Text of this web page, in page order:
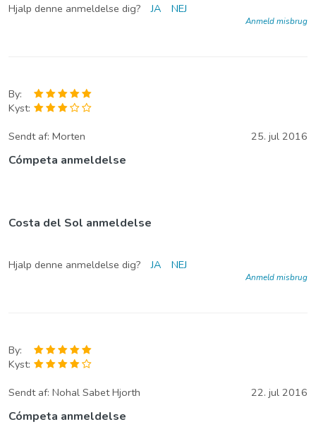
Hjalp denne anmeldelse dig? JA NEJ
Anmeld misbrug
By:
Kyst:
Sendt af: Morten 25. jul 2016
Cómpeta anmeldelse
Costa del Sol anmeldelse
Hjalp denne anmeldelse dig? JA NEJ
Anmeld misbrug
By:
Kyst:
Sendt af: Nohal Sabet Hjorth 22. jul 2016
Cómpeta anmeldelse